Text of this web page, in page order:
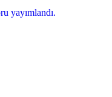
yayımlandı.